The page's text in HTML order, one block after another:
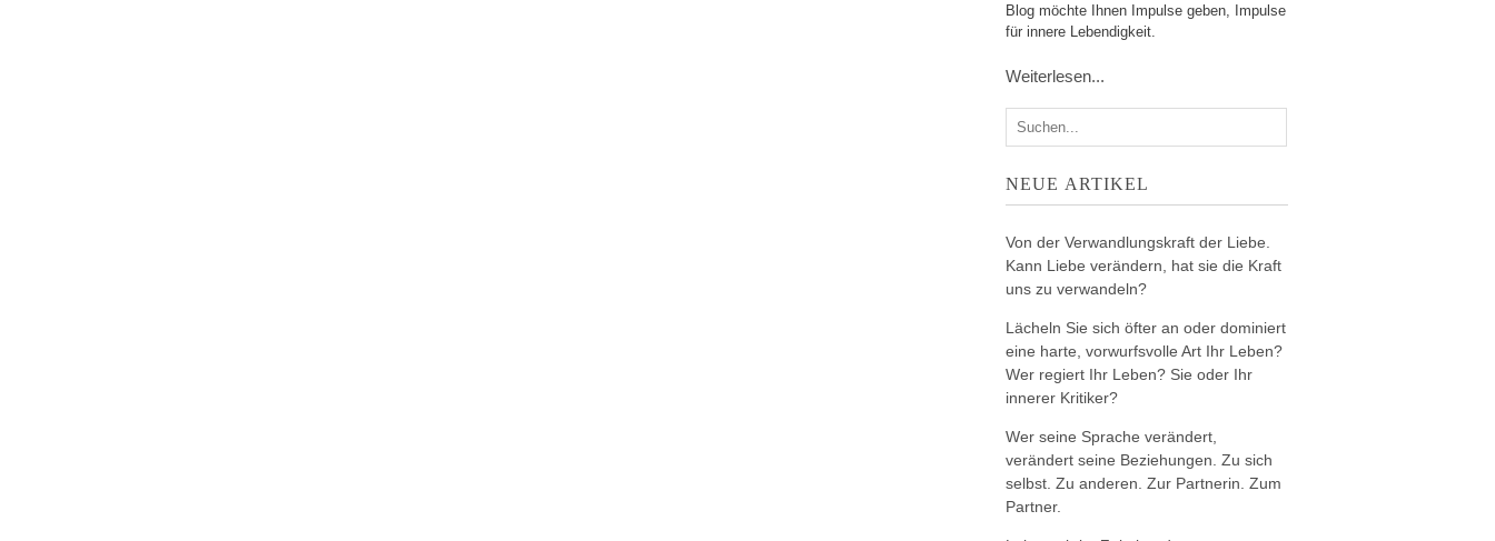
Blog möchte Ihnen Impulse geben, Impulse
für innere Lebendigkeit.
Weiterlesen...
NEUE ARTIKEL
Von der Verwandlungskraft der Liebe.
Kann Liebe verändern, hat sie die Kraft
uns zu verwandeln?
Lächeln Sie sich öfter an oder dominiert
eine harte, vorwurfsvolle Art Ihr Leben?
Wer regiert Ihr Leben? Sie oder Ihr
innerer Kritiker?
Wer seine Sprache verändert,
verändert seine Beziehungen. Zu sich
selbst. Zu anderen. Zur Partnerin. Zum
Partner.